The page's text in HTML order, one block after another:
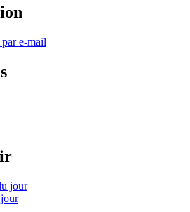
e-mail
jour